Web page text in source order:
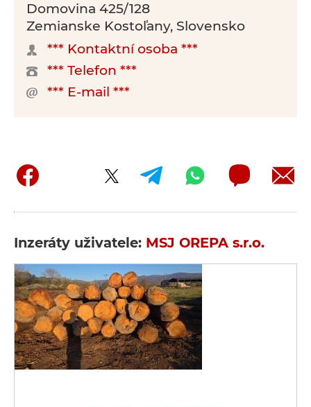
Domovina 425/128
Zemianske Kostoľany, Slovensko
*** Kontaktní osoba ***
*** Telefon ***
*** E-mail ***
Inzeráty uživatele: MSJ OREPA s.r.o.